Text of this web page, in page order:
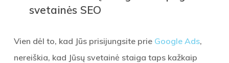
svetainės SEO
Vien dėl to, kad Jūs prisijungsite prie Google Ads,
nereiškia, kad Jūsų svetainė staiga taps kažkaip